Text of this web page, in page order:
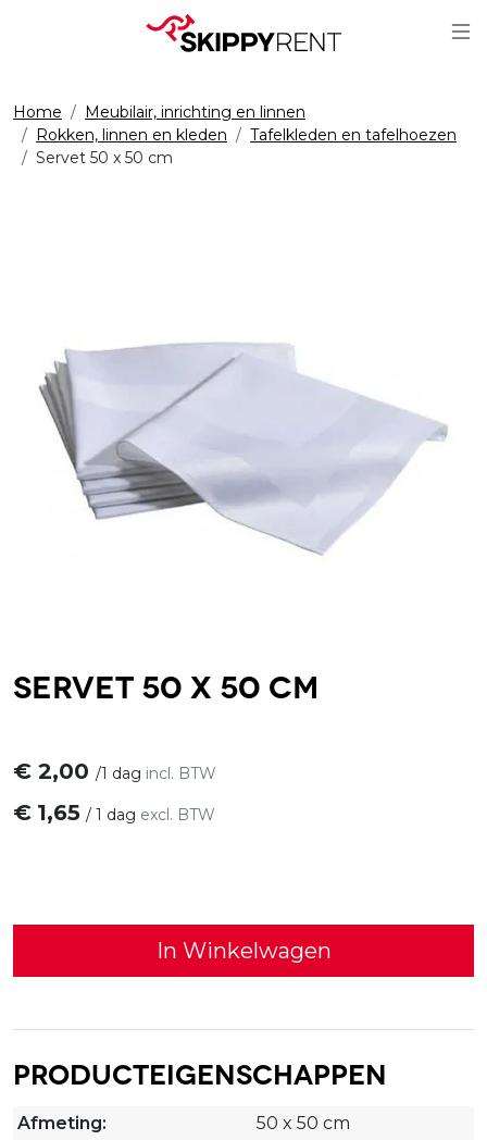
Home
Meubilair, inrichting en linnen
Rokken, linnen en kleden
Tafelkleden en tafelhoezen
Servet 50 x 50 cm
Servet 50 x 50 cm
€ 2,00 /1 dag incl. BTW
€ 1,65 / 1 dag excl. BTW
In Winkelwagen
Producteigenschappen
Afmeting:
50 x 50 cm